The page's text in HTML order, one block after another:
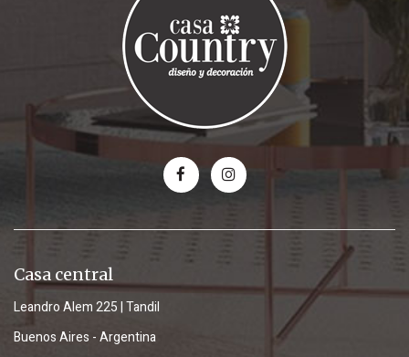
Casa central
Leandro Alem 225 | Tandil
Buenos Aires - Argentina